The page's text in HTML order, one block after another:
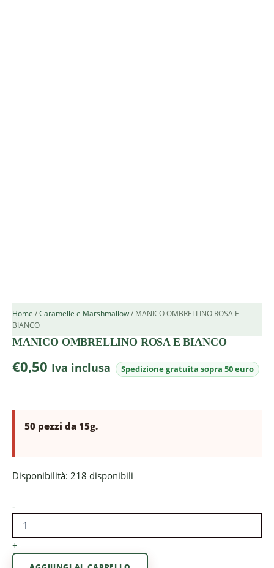
Home /Caramelle e Marshmallow/ MANICO OMBRELLINO ROSA E
BIANCO
MANICO OMBRELLINO ROSA E BIANCO
€0,50 Iva inclusa
50 pezzi da 15g.
Disponibilità: 218 disponibili
-
+